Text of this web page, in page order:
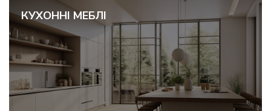
КУХОННІ МЕБЛІ